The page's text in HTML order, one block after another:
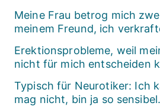
Meine Frau betrog mich
meinem Freund, ich
Erektionsprobleme, weil
nicht für mich entscheiden
Typisch für Neurotiker: Ich
mag nicht, bin ja so